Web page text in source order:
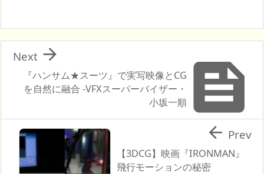

『ハンサム★スーツ』で実写映像とCG
を自然に融合 -VFXスーパーバイザー・
小坂一順

Next
【3DCG】映画『IRONMAN』
飛行モーションの秘密
 Prev